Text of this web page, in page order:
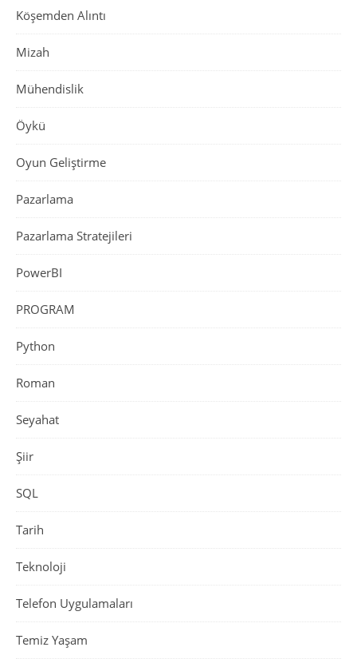
Köşemden Alıntı
Mizah
Mühendislik
Öykü
Oyun Geliştirme
Pazarlama
Pazarlama Stratejileri
PowerBI
PROGRAM
Python
Roman
Seyahat
Şiir
SQL
Tarih
Teknoloji
Telefon Uygulamaları
Temiz Yaşam